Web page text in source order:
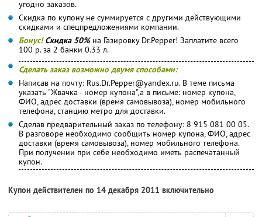
угодно заказов.
Скидка по купону не суммируется с другими действующими
скидками и спецпредложениями компании.
Бонус!Скидка 50%на Газировку Dr.Pepper! Заплатите всего
100 р. за 2 банки 0.33 л.
Сделать заказ возможно двумя способами:
Написав на почту: Rus.Dr.Pepper@yandex.ru. В теме письма
указать "Жвачка - номер купона",а в письме: номер купона,
ФИО, адрес доставки (время самовывоза), номер мобильного
телефона, станцию метро для доставки.
Сделав предварительный заказ по телефону: 8 915 081 00 05.
В разговоре необходимо сообщить номер купона, ФИО, адрес
доставки (время самовывоза), номер мобильного телефона.
При получении при себе необходимо иметь распечатанный
купон.
Купон действителен по 14 декабря 2011 включительно